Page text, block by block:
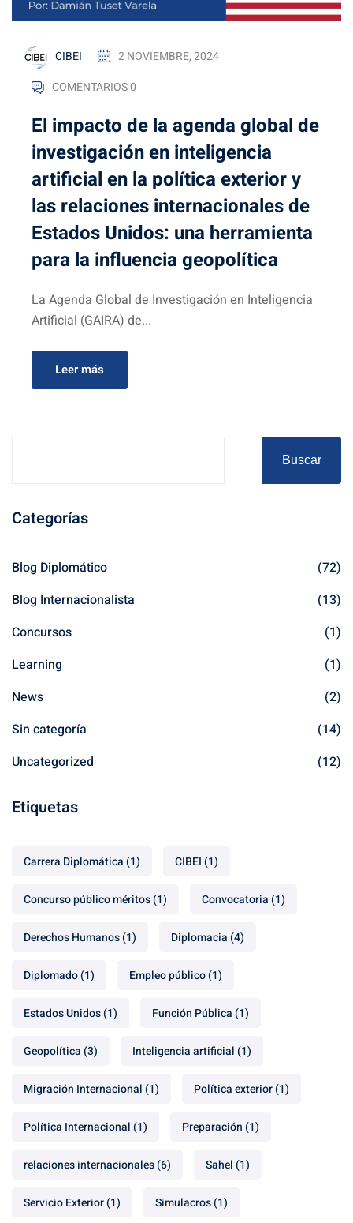
CIBEI
2 NOVIEMBRE, 2024
COMENTARIOS 0
El impacto de la agenda global de
investigación en inteligencia
artificial en la política exterior y
las relaciones internacionales de
Estados Unidos: una herramienta
para la influencia geopolítica
La Agenda Global de Investigación en Inteligencia
Artificial (GAIRA) de...
Leer más
Buscar
Categorías
Blog Diplomático
(72)
Blog Internacionalista
(13)
Concursos
(1)
Learning
(1)
News
(2)
Sin categoría
(14)
Uncategorized
(12)
Etiquetas
Carrera Diplomática (1) CIBEI (1)
Concurso público méritos(1) Convocatoria (1)
Derechos Humanos(1) Diplomacia (4)
Diplomado(1) Empleo público(1)
Estados Unidos(1) Función Pública (1)
Geopolítica (3) Inteligencia artificial (1)
Migración Internacional (1) Política exterior(1)
Política Internacional (1) Preparación (1)
relaciones internacionales(6) Sahel (1)
Servicio Exterior(1) Simulacros(1)